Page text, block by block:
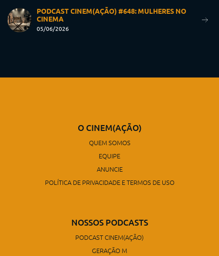
PODCAST CINEM(AÇÃO) #648: MULHERES NO
CINEMA
05/06/2026
O CINEM(AÇÃO)
QUEM SOMOS
EQUIPE
ANUNCIE
POLÍTICA DE PRIVACIDADE E TERMOS DE USO
NOSSOS PODCASTS
PODCAST CINEM(AÇÃO)
GERAÇÃO M